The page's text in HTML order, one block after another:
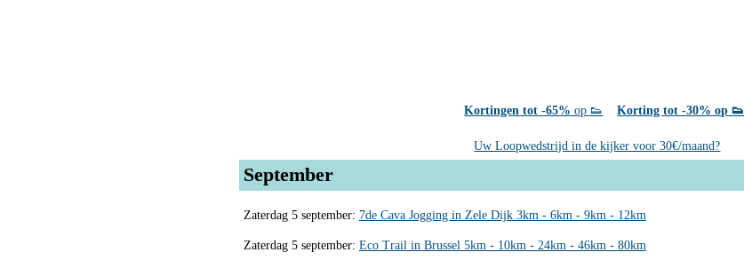
Kortingen tot -65% op 👟 Korting tot -30% op 👟
Uw Loopwedstrijd in de kijker voor 30€/maand?
September
Zaterdag 5 september: 7de Cava Jogging in Zele Dijk 3km - 6km - 9km - 12km
Zaterdag 5 september: Eco Trail in Brussel 5km - 10km - 24km - 46km - 80km